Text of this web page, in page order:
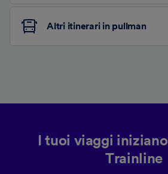
Altri itinerari in pullman
I tuoi viaggi
Trainline